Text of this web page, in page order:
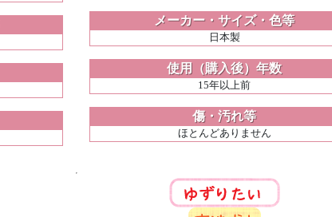
メーカー・サイズ・色等
日本製
使用（購入後）年数
15年以上前
傷・汚れ等
ほとんどありません